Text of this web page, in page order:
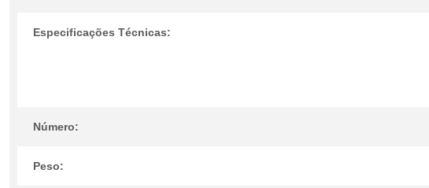
Especificações Técnicas:
Número:
Peso: